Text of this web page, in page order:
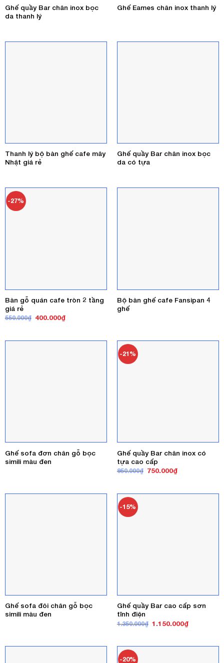
Ghế quầy Bar chân inox bọc
da thanh lý
Ghế Eames chân inox thanh lý
Thanh lý bộ bàn ghế cafe mây
Nhật giá rẻ
Ghế quầy Bar chân inox bọc
da có tựa
-27%
Bàn gỗ quán cafe tròn 2 tầng
giá rẻ
550.000₫ Giá
400.000₫Giá
400.000₫.
Bộ bàn ghế cafe Fansipan 4
ghế
Ghế sofa đơn chân gỗ bọc
simili màu đen
-21%
Ghế quầy Bar chân inox có
tựa cao cấp
950.000₫ Giá
750.000₫Giá
750.000₫.
Ghế sofa đôi chân gỗ bọc
simili màu đen
-15%
Ghế quầy Bar cao cấp sơn
tĩnh điện
1.350.000₫ Giá
1.150.000₫Giá
-20%